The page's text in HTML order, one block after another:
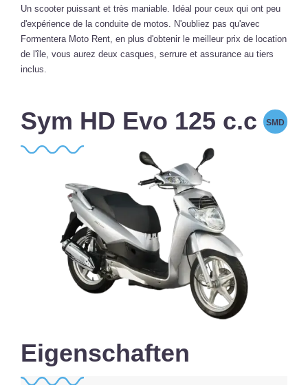
Un scooter puissant et très maniable. Idéal pour ceux qui ont peu
d'expérience de la conduite de motos. N'oubliez pas qu'avec
Formentera Moto Rent, en plus d'obtenir le meilleur prix de location
de l'île, vous aurez deux casques, serrure et assurance au tiers
inclus.
Sym HD Evo 125 c.c SMD
Eigenschaften